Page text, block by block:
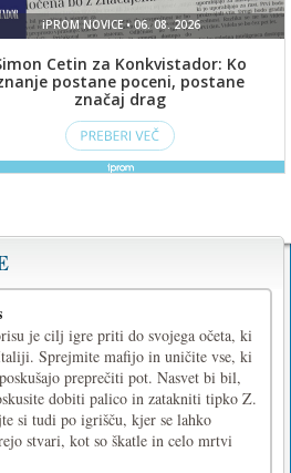
je cilj igre priti do svojega očeta, ki
Sprejmite mafijo in uničite vse, ki
preprečiti pot. Nasvet bi bil,
dobiti palico in zatakniti tipko Z.
si tudi po igrišču, kjer se lahko
stvari, kot so škatle in celo mrtvi